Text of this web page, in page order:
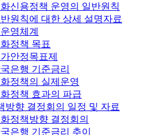
신용정책 운영의 일반원칙
원칙에 대한 상세 설명자료
영체계
정책 목표
안정목표제
은행 기준금리
정책의 실제운영
정책 효과의 파급
방향 결정회의 일정 및 자료
정책방향 결정회의
은행 기준금리 추이